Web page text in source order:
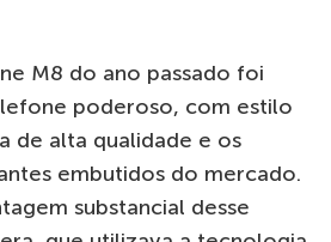
M8 do ano passado foi
poderoso, com estilo
de alta qualidade e os
embutidos do mercado.
substancial desse